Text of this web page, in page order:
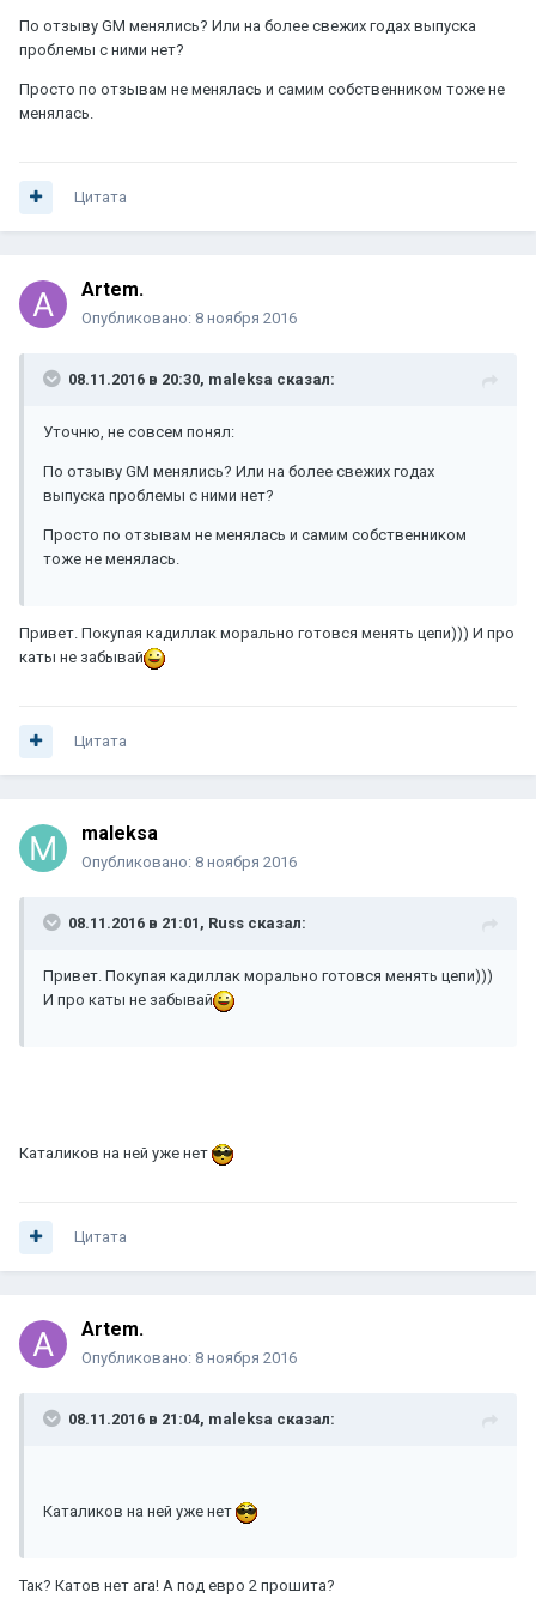
По отзыву GM менялись? Или на более свежих годах выпуска
проблемы с ними нет?
Просто по отзывам не менялась и самим собственником тоже не
менялась.
Цитата
Artem.
Опубликовано: 8 ноября 2016
08.11.2016 в 20:30, maleksa сказал:
Уточню, не совсем понял:
По отзыву GM менялись? Или на более свежих годах
выпуска проблемы с ними нет?
Просто по отзывам не менялась и самим собственником
тоже не менялась.
Привет. Покупая кадиллак морально готовся менять цепи))) И про
каты не забывай
Цитата
maleksa
Опубликовано: 8 ноября 2016
08.11.2016 в 21:01, Russ сказал:
Привет. Покупая кадиллак морально готовся менять цепи)))
И про каты не забывай
Каталиков на ней уже нет
Цитата
Artem.
Опубликовано: 8 ноября 2016
08.11.2016 в 21:04, maleksa сказал:
Каталиков на ней уже нет
Так? Катов нет ага! А под евро 2 прошита?